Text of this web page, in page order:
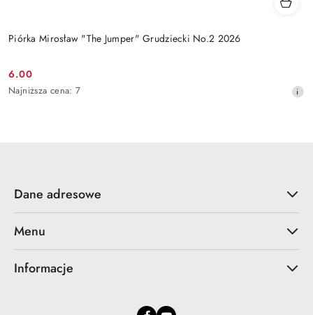
Piórka Mirosław "The Jumper" Grudziecki No.2 2026
Cena
promocyjna:
6.00
Najniższa
Najniższa cena: 7
Dane adresowe
Menu
Informacje